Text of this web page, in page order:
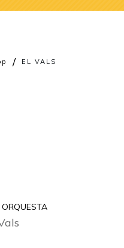
/ EL VALS
ORQUESTA